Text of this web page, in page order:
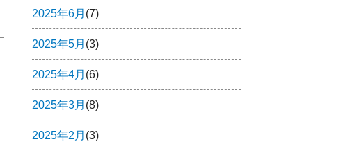
2025年6月 (7)
2025年5月 (3)
2025年4月 (6)
2025年3月 (8)
2025年2月 (3)